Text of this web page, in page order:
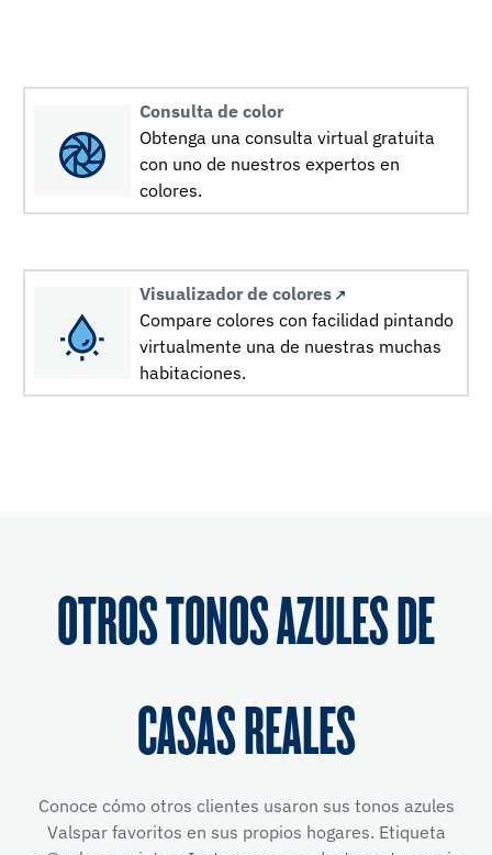
Consulta de color
Obtenga una consulta virtual gratuita
con uno de nuestros expertos en
colores.
Visualizador de colores
Compare colores con facilidad pintando
virtualmente una de nuestras muchas
habitaciones.
OTROS TONOS AZULES DE
CASAS REALES
Conoce cómo otros clientes usaron sus tonos azules
Valspar favoritos en sus propios hogares. Etiqueta